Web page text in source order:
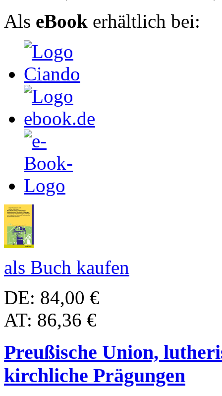
Als eBook erhältlich bei:
als Buch kaufen
DE: 84,00 €
AT: 86,36 €
Preußische Union,
kirchliche Prägungen